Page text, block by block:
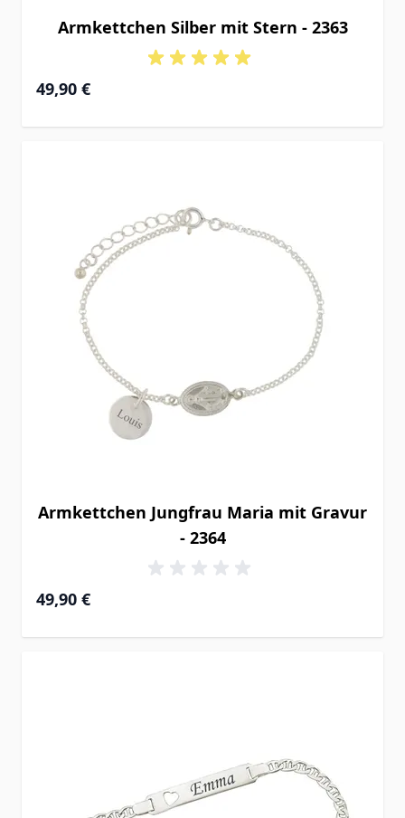
Armkettchen Silber mit Stern - 2363
49,90 €
Armkettchen Jungfrau Maria mit Gravur
- 2364
49,90 €